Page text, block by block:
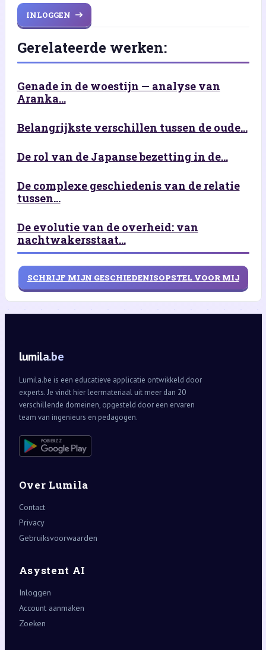
INLOGGEN
Gerelateerde werken:
Genade in de woestijn — analyse van
Aranka...
Belangrijkste verschillen tussen de oude...
De rol van de Japanse bezetting in de...
De complexe geschiedenis van de relatie
tussen...
De evolutie van de overheid: van
nachtwakersstaat...
SCHRIJF MIJN GESCHIEDENISOPSTEL VOOR MIJ
lumila.be
Lumila.be is een educatieve applicatie ontwikkeld door
experts. Je vindt hier leermateriaal uit meer dan 20
verschillende domeinen, opgesteld door een ervaren
team van ingenieurs en pedagogen.
Over Lumila
Contact
Privacy
Gebruiksvoorwaarden
Asystent AI
Inloggen
Account aanmaken
Zoeken